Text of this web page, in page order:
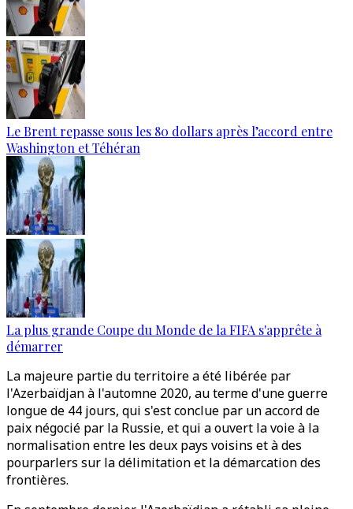
Le Brent repasse sous les 80 dollars après l’accord entre
Washington et Téhéran
La plus grande Coupe du Monde de la FIFA s'apprête à
démarrer
La majeure partie du territoire a été libérée par
l'Azerbaïdjan à l'automne 2020, au terme d'une guerre
longue de 44 jours, qui s'est conclue par un accord de
paix négocié par la Russie, et qui a ouvert la voie à la
normalisation entre les deux pays voisins et à des
pourparlers sur la délimitation et la démarcation des
frontières.